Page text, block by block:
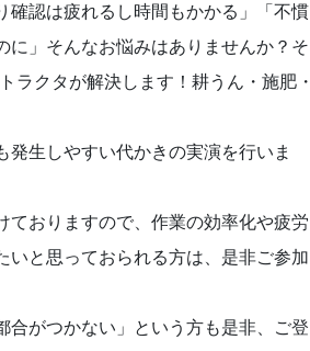
確認は疲れるし時間もかかる」「不慣
」そんなお悩みはありませんか？そ
ラクタが解決します！耕うん・施肥・
生しやすい代かきの実演を行いま
ておりますので、作業の効率化や疲労
と思っておられる方は、是非ご参加
がつかない」という方も是非、ご登